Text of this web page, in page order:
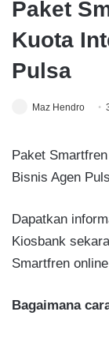
Paket
Kuota
Pulsa
Maz Hendro
Paket
Bisnis Agen
Dapatkan
Kiosbank
Smartfren
Bagaimana